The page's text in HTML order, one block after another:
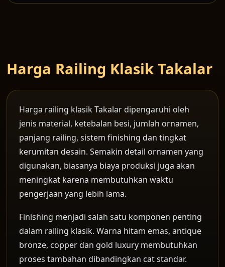
Harga Railing Klasik Takalar
Harga railing klasik Takalar dipengaruhi oleh
jenis material, ketebalan besi, jumlah ornamen,
panjang railing, sistem finishing dan tingkat
kerumitan desain. Semakin detail ornamen yang
digunakan, biasanya biaya produksi juga akan
meningkat karena membutuhkan waktu
pengerjaan yang lebih lama.
Finishing menjadi salah satu komponen penting
dalam railing klasik. Warna hitam emas, antique
bronze, copper dan gold luxury membutuhkan
proses tambahan dibandingkan cat standar.